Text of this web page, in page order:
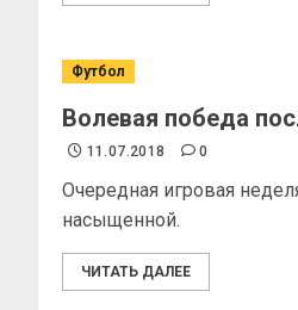
Футбол
Волевая победа
11.07.2018 0
Очередная игровая
насыщенной.
ЧИТАТЬ ДАЛЕЕ